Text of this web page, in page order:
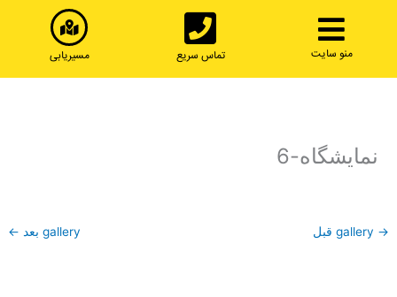
منو سایت تماس سریع مسیریابی
نمایشگاه-6
→ gallery بعد ←